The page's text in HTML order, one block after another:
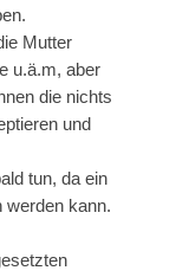
Mutter
u.ä.m, aber
die nichts
und
tun, da ein
werden kann.